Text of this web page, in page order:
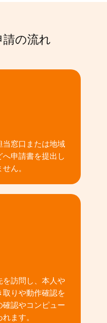
請の流れ
窓口または地域
申請書を提出し
ん。
訪問し、本人や
りや動作確認を
認やコンピュー
ます。